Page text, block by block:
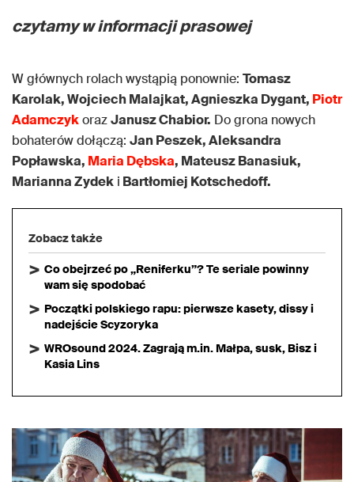
czytamy w informacji prasowej
W głównych rolach wystąpią ponownie: Tomasz
Karolak, Wojciech Malajkat, Agnieszka Dygant, Piotr
AdamczykorazJanusz Chabior. Do grona nowych
bohaterów dołączą: Jan Peszek, Aleksandra
Popławska, Maria Dębska, Mateusz Banasiuk,
Marianna Zydek i Bartłomiej Kotschedoff.
Zobacz także
Co obejrzeć po „Reniferku”? Te seriale powinny
wam się spodobać
Początki polskiego rapu: pierwsze kasety, dissy i
nadejście Scyzoryka
WROsound 2024. Zagrają m.in. Małpa, susk, Bisz i
Kasia Lins